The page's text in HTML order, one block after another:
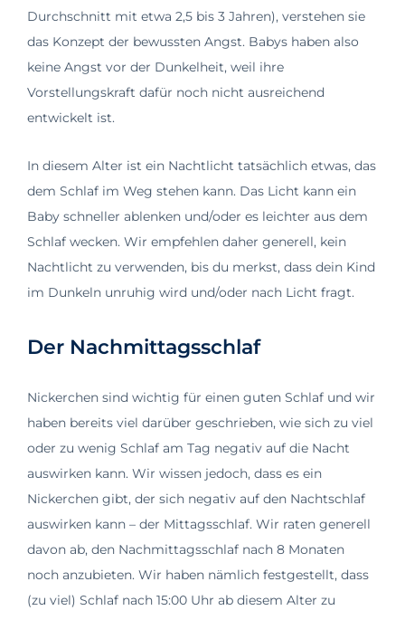
Durchschnitt mit etwa 2,5 bis 3 Jahren), verstehen sie
das Konzept der bewussten Angst. Babys haben also
keine Angst vor der Dunkelheit, weil ihre
Vorstellungskraft dafür noch nicht ausreichend
entwickelt ist.
In diesem Alter ist ein Nachtlicht tatsächlich etwas, das
dem Schlaf im Weg stehen kann. Das Licht kann ein
Baby schneller ablenken und/oder es leichter aus dem
Schlaf wecken. Wir empfehlen daher generell, kein
Nachtlicht zu verwenden, bis du merkst, dass dein Kind
im Dunkeln unruhig wird und/oder nach Licht fragt.
Der Nachmittagsschlaf
Nickerchen sind wichtig für einen guten Schlaf und wir
haben bereits viel darüber geschrieben, wie sich zu viel
oder zu wenig Schlaf am Tag negativ auf die Nacht
auswirken kann. Wir wissen jedoch, dass es ein
Nickerchen gibt, der sich negativ auf den Nachtschlaf
auswirken kann – der Mittagsschlaf. Wir raten generell
davon ab, den Nachmittagsschlaf nach 8 Monaten
noch anzubieten. Wir haben nämlich festgestellt, dass
(zu viel) Schlaf nach 15:00 Uhr ab diesem Alter zu